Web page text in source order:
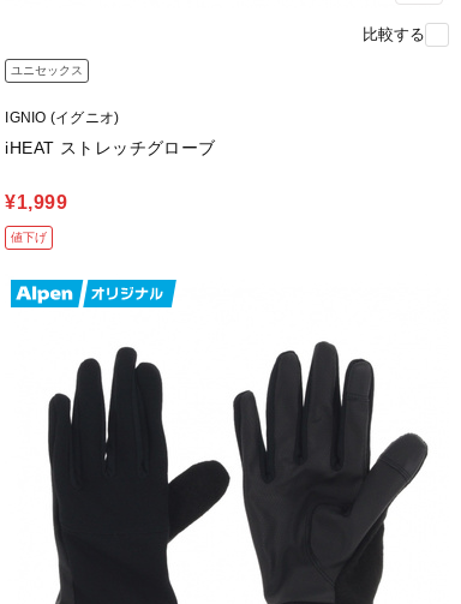
比較する
ユニセックス
IGNIO (イグニオ)
iHEAT ストレッチグローブ
¥1,999
値下げ